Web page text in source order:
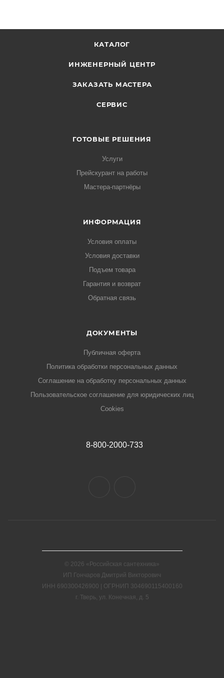
КАТАЛОГ
ИНЖЕНЕРНЫЙ ЦЕНТР
ЗАКАЗАТЬ МАСТЕРА
СЕРВИС
ГОТОВЫЕ РЕШЕНИЯ
Услуги
Прейскурант на работы
Мастера-партнёры
ИНФОРМАЦИЯ
Условия оплаты
Условия доставки
Подъем товара
Гарантия и возврат
Обратная связь
ДОКУМЕНТЫ
Публичная оферта
Политика обработки персональных данных
Соглашение на обработку персональных данных
Пользовательское соглашение для юридических лиц
Cookies
8-800-2000-733
© 2026 «Российская сантехника»
ИП Гончаров Дмитрий Викторович
ИНН 690300426900 | ОГРНИП 304690115400160
г. Тверь, ул. Конечная, д. 5